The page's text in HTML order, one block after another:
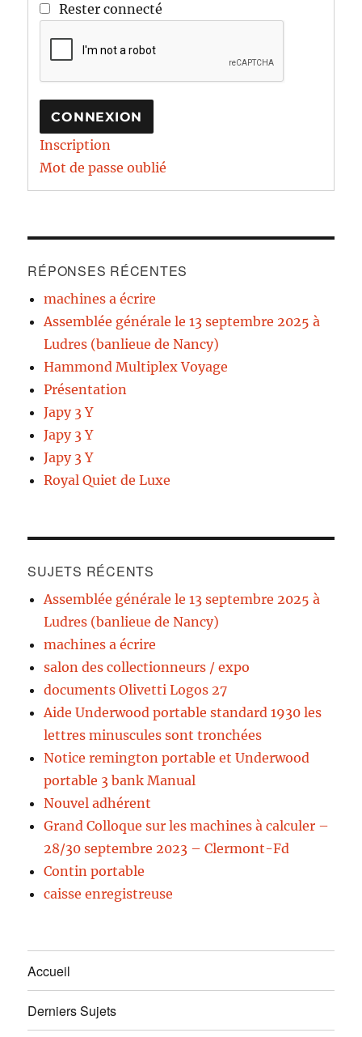
Rester connecté
CONNEXION
Inscription
Mot de passe oublié
RÉPONSES RÉCENTES
machines a écrire
Assemblée générale le 13 septembre 2025 à
Ludres (banlieue de Nancy)
Hammond Multiplex Voyage
Présentation
Japy 3 Y
Japy 3 Y
Japy 3 Y
Royal Quiet de Luxe
SUJETS RÉCENTS
Assemblée générale le 13 septembre 2025 à
Ludres (banlieue de Nancy)
machines a écrire
salon des collectionneurs / expo
documents Olivetti Logos 27
Aide Underwood portable standard 1930 les
lettres minuscules sont tronchées
Notice remington portable et Underwood
portable 3 bank Manual
Nouvel adhérent
Grand Colloque sur les machines à calculer –
28/30 septembre 2023 – Clermont-Fd
Contin portable
caisse enregistreuse
Accueil
Derniers Sujets